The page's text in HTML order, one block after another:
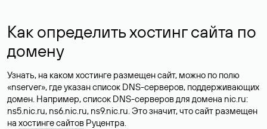
Как определить хостинг сайта по
домену
Узнать, на каком хостинге размещен сайт, можно по полю
«nserver», где указан список DNS-серверов, поддерживающих
домен. Например, список DNS-серверов для домена nic.ru:
ns5.nic.ru, ns6.nic.ru, ns9.nic.ru. Это значит, что сайт размещен
на хостинге сайтов Руцентра.